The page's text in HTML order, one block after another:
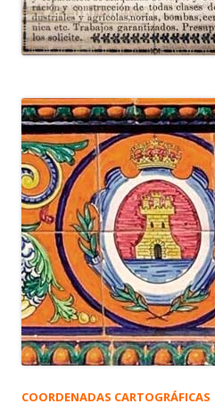
COORDENADAS CARTOGRÁFICAS